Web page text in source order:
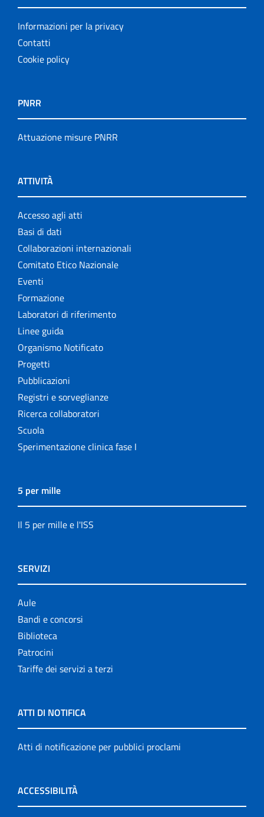
Informazioni per la privacy
Contatti
Cookie policy
PNRR
Attuazione misure PNRR
ATTIVITÀ
Accesso agli atti
Basi di dati
Collaborazioni internazionali
Comitato Etico Nazionale
Eventi
Formazione
Laboratori di riferimento
Linee guida
Organismo Notificato
Progetti
Pubblicazioni
Registri e sorveglianze
Ricerca collaboratori
Scuola
Sperimentazione clinica fase I
5 per mille
Il 5 per mille e l'ISS
SERVIZI
Aule
Bandi e concorsi
Biblioteca
Patrocini
Tariffe dei servizi a terzi
ATTI DI NOTIFICA
Atti di notificazione per pubblici proclami
ACCESSIBILITÀ